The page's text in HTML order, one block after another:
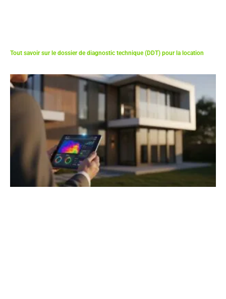
Tout savoir sur le dossier de diagnostic technique (DDT) pour la location